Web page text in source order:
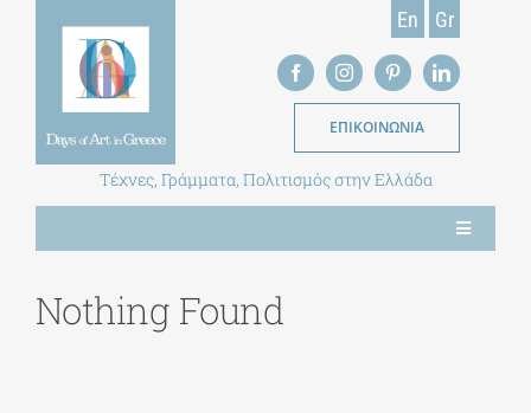
En Gr
ΕΠΙΚΟΙΝΩΝΙΑ
Τέχνες, Γράμματα, Πολιτισμός στην Ελλάδα
Toggle
Navigation
Nothing Found